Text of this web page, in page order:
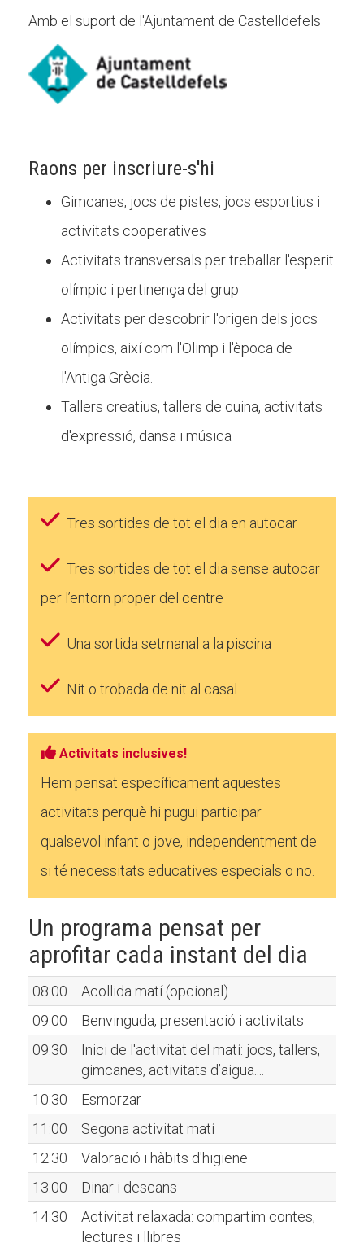
Amb el suport de l'Ajuntament de Castelldefels
Raons per inscriure-s'hi
Gimcanes, jocs de pistes, jocs esportius i
activitats cooperatives
Activitats transversals per treballar l'esperit
olímpic i pertinença del grup
Activitats per descobrir l'origen dels jocs
olímpics, així com l'Olimp i l'època de
l'Antiga Grècia.
Tallers creatius, tallers de cuina, activitats
d'expressió, dansa i música
Tres sortides de tot el dia en autocar
Tres sortides de tot el dia sense autocar
per l’entorn proper del centre
Una sortida setmanal a la piscina
Nit o trobada de nit al casal
Activitats inclusives!
Hem pensat específicament aquestes
activitats perquè hi pugui participar
qualsevol infant o jove, independentment de
si té necessitats educatives especials o no.
Un programa pensat per
aprofitar cada instant del dia
08:00
Acollida matí (opcional)
09:00
Benvinguda, presentació i activitats
09:30
Inici de l'activitat del matí: jocs, tallers,
gimcanes, activitats d’aigua....
10:30
Esmorzar
11:00
Segona activitat matí
12:30
Valoració i hàbits d'higiene
13:00
Dinar i descans
14:30
Activitat relaxada: compartim contes,
lectures i llibres